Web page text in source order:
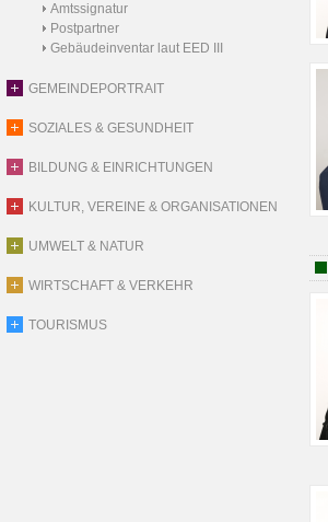
Amtssignatur
Postpartner
Gebäudeinventar laut EED III
GEMEINDEPORTRAIT
SOZIALES & GESUNDHEIT
BILDUNG & EINRICHTUNGEN
KULTUR, VEREINE & ORGANISATIONEN
UMWELT & NATUR
WIRTSCHAFT & VERKEHR
TOURISMUS